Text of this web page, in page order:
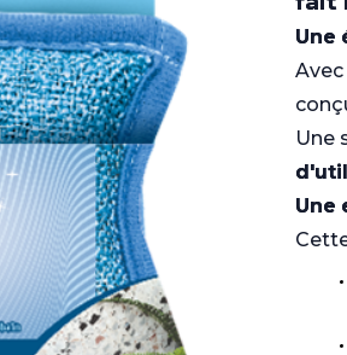
Une
Avec
Une
Une